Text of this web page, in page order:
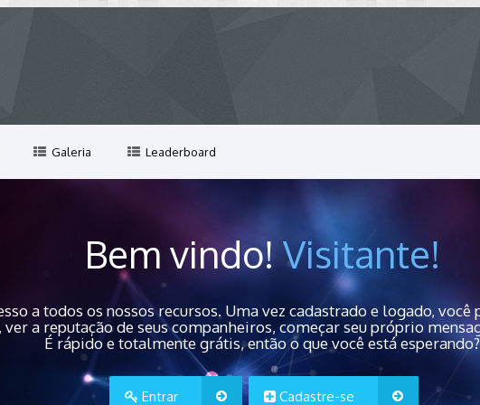
Galeria Leaderboard
Bem vindo!Visitante!
a todos os nossos recursos. Uma vez cadastrado e logado,
ver a reputação de seus companheiros, começar seu próprio
É rápido e totalmente grátis, então o que você está esperando?
Entrar Cadastre-se